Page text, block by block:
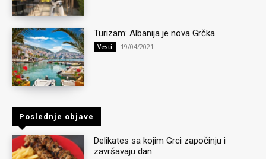
Turizam: Albanija je nova Grčka
Vesti 19/04/2021
Poslednje objave
Delikates sa kojim Grci započinju i
završavaju dan